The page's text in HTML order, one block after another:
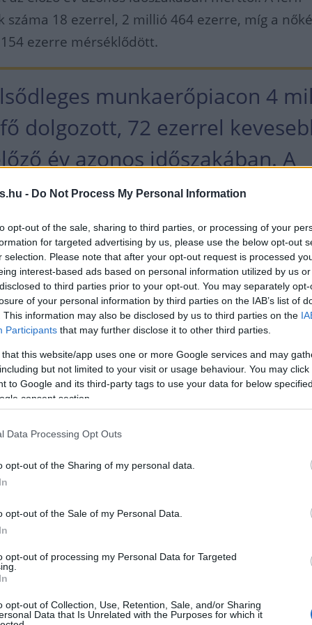
- Do Not Process My Personal Information
opt-out of the sale, sharing to third parties, or processing of your
for targeted advertising by us, please use the below opt-out
selection. Please note that after your opt-out request is processed
interest-based ads based on personal information utilized by us
to third parties prior to your opt-out. You may separately
of your personal information by third parties on the IAB’s list of
This information may also be disclosed by us to third parties on the
Participants that may further disclose it to other third parties.
that this website/app uses one or more Google services and may
but not limited to your visit or usage behaviour. You may
to Google and its third-party tags to use your data for below
consent section.
Data Processing Opt Outs
opt-out of the Sharing of my personal data.
opt-out of the Sale of my Personal Data.
opt-out of processing my Personal Data for Targeted
opt-out of Collection, Use, Retention, Sale, and/or Sharing
Data that Is Unrelated with the Purposes for which it
száma 18 ezerrel, 2 millió 464 ezerre, míg a
ezerre mérséklődött.
munkaerőpiacon 4
dolgozott, 72 ezerrel
év azonos időszakában. A
létszáma 68 ezer volt,
dolgozóké pedig 120 ezret
körében a népesség és a foglalkoztatottak
mellett a foglalkoztatási ráta 74,7 százalékra
az érték a férfiak esetében 78,8 százalékot, a
százalékot mutatott.
átlagos létszáma 219 ezer volt a
a munkanélküliségi ráta 4,5 százalék volt.
száma 116 ezer, a nőké 102 ezret tett ki. A
egyaránt 4,5 százalékos.
kitért arra, hogy a
átlagos időtartama 13,1
a munkanélküliek 33,3